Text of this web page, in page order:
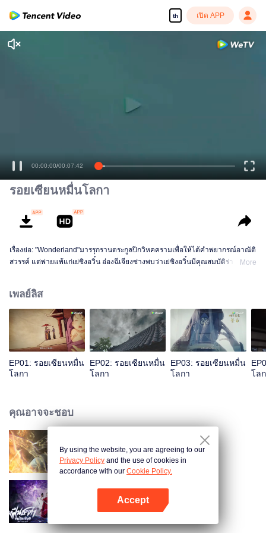
th เปิด APP
00:00:00/00:07:42
รอยเซียนหมื่นโลกา
เรื่องย่อ: "Wonderland"มารรุกรานตระกูลปีกวิหคครามเพื่อให้ได้คำพยากรณ์อาณัติ
สวรรค์ แต่พ่ายแพ้แก่เย่ซิงอวิ๋น อ๋องฉีเจียงซ่างพบว่าเย่ซิงอวิ๋นมีคุณสมบัติร่างกาย
รกับเย่ซิงอวิ๋น...
More
เพลย์ลิส
EP01: รอยเซียนหมื่น
โลกา
EP02: รอยเซียนหมื่น
โลกา
EP03: รอยเซียนหมื่น
โลกา
โล
คุณอาจจะชอบ
ผจญภัยโลกอมตะ
ฝืนชะตาท้าเป็นเซียน (พากย์ไทย)
By using the website, you are agreeing to our
Privacy Policy and the use of cookies in
accordance with our Cookie Policy.
Accept